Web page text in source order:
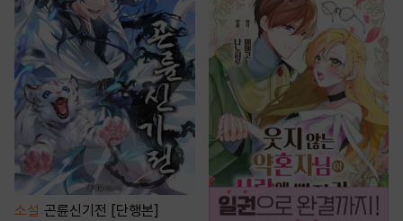
소설 곤륜신기전 [단행본]